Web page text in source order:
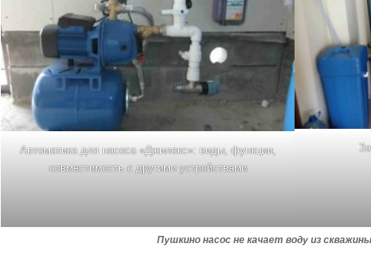
Автоматика для насоса «Джилекс»: виды, функции,
совместимость с другими устройствами
Пушкино насос не качает воду из